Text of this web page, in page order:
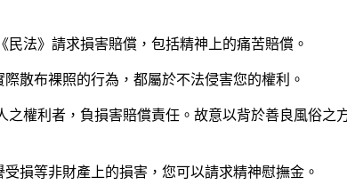
法》請求損害賠償，包括精神上的痛苦賠償。
散布裸照的行為，都屬於不法侵害您的權利。
之權利者，負損害賠償責任。故意以背於善良風俗
損等非財產上的損害，您可以請求精神慰撫金。